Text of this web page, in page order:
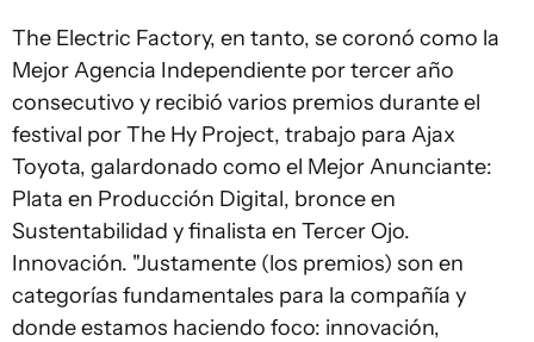
The Electric Factory, en tanto, se coronó como la
Mejor Agencia Independiente por tercer año
consecutivo y recibió varios premios durante el
festival por The Hy Project, trabajo para Ajax
Toyota, galardonado como el Mejor Anunciante:
Plata en Producción Digital, bronce en
Sustentabilidad y finalista en Tercer Ojo.
Innovación. "Justamente (los premios) son en
categorías fundamentales para la compañía y
donde estamos haciendo foco: innovación,